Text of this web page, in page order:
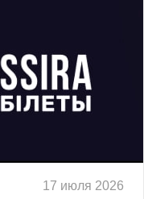
17 июля 2026